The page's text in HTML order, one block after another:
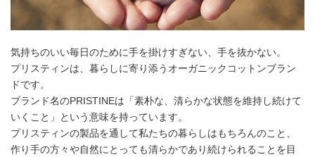
気持ちのいい毎日のために手を掛けすぎない、手を抜かない。
プリスティンは、暮らしに寄り添うオーガニックコットンブラン
ドです。
ブランド名のPRISTINEは「素朴な、清らかな状態を維持し続けて
いくこと」という意味を持っています。
プリスティンの製品を通して私たちの暮らしはもちろんのこと、
作り手の方々や自然にとっても清らかであり続けられることを目